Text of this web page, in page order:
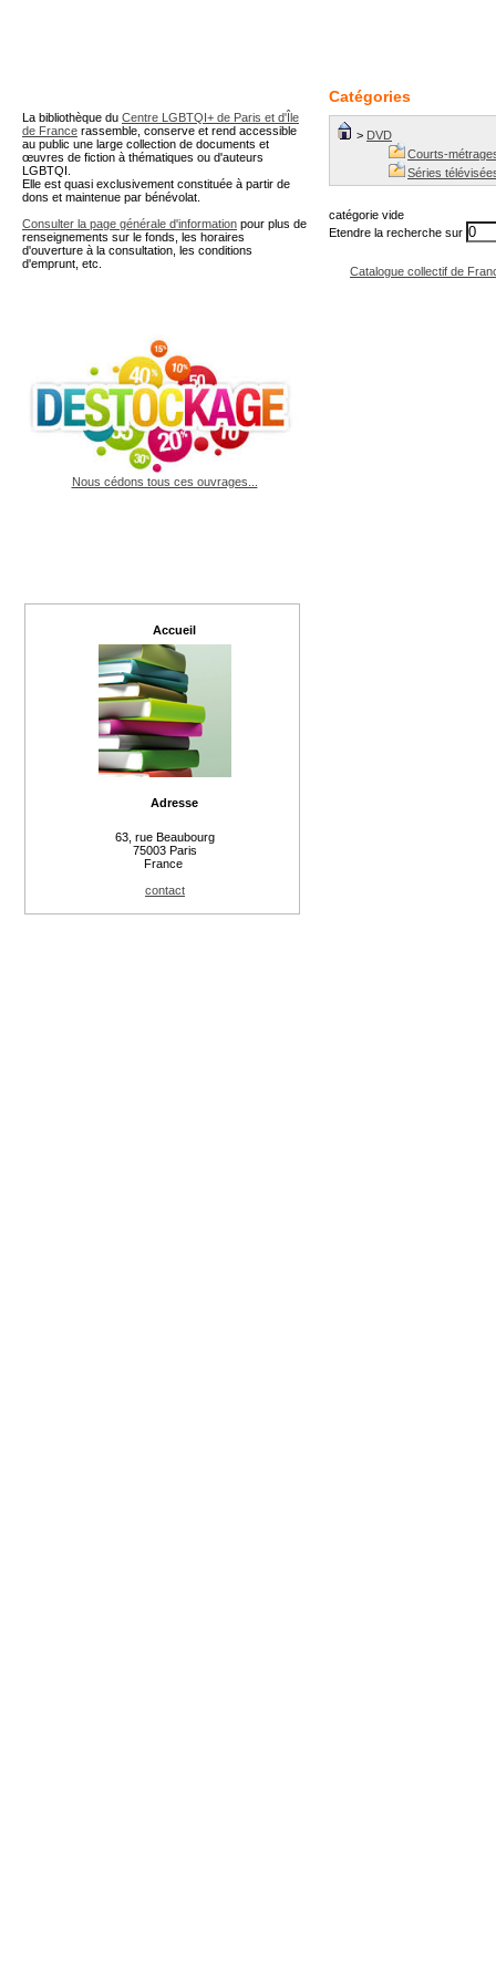
Catégories
> DVD
Courts-
Séries
catégorie vide
Etendre la recherche sur
Catalogue collectif de
La bibliothèque du Centre LGBTQI+ de Paris et d'Île
de France rassemble, conserve et rend accessible
au public une large collection de documents et
œuvres de fiction à thématiques ou d'auteurs
LGBTQI.
Elle est quasi exclusivement constituée à partir de
dons et maintenue par bénévolat.
Consulter la page générale d'information pour plus de
renseignements sur le fonds, les horaires
d'ouverture à la consultation, les conditions
d'emprunt, etc.
Nous cédons tous ces ouvrages...
Accueil
Adresse
63, rue Beaubourg
75003 Paris
France
contact